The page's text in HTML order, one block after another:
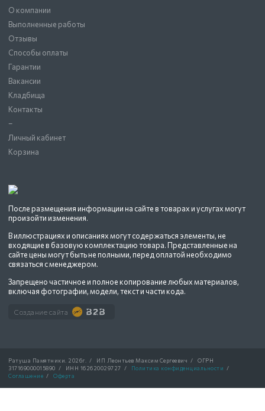
После размещения информации на сайте в товарах и услугах могут
произойти изменения.
В иллюстрациях и описаниях могут содержаться элементы, не
входящие в базовую комплектацию товара. Представленные на
сайте цены могут быть не полными, перед оплатой необходимо
связаться с менеджером.
Запрещено частичное и полное копирование любых материалов,
включая фотографии, модели, текст и части кода.
Создание сайта
О компании
Выполненные работы
Отзывы
Способы оплаты
Гарантии
Вакансии
Кладбища
Контакты
–
Личный кабинет
Корзина
Ратуша Памятники. 2026г. / ИП Леонтьев Максим Сергеевич /
ОГРН
317169000015890
/ ИНН 162620029727 / Политика конфиденциальности
/
Соглашение / Оферта